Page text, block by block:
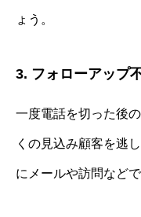
ょう。
3. フォローアップ
一度電話を切った後
くの見込み顧客を逃
にメールや訪問など